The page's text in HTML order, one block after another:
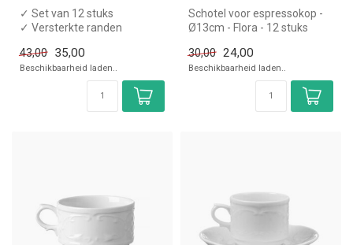
✓ Set van 12 stuks
✓ Versterkte randen
✓ Ø6,5cm
x Excl...
43,00 35,00
Beschikbaarheid laden..
Schotel voor espressokop -
Ø13cm - Flora - 12 stuks
30,00 24,00
Beschikbaarheid laden..